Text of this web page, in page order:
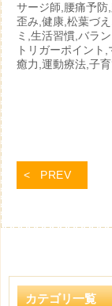
サージ師,腰痛予防
歪み,健康,松葉づ
ミ,生活習慣,バラ
トリガーポイント
癒力,運動療法,子
PREV
カテゴリ一覧